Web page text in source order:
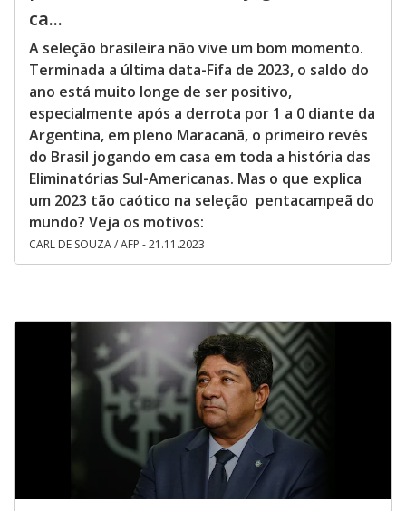
ca...
A seleção brasileira não vive um bom momento.
Terminada a última data-Fifa de 2023, o saldo do
ano está muito longe de ser positivo,
especialmente após a derrota por 1 a 0 diante da
Argentina, em pleno Maracanã, o primeiro revés
do Brasil jogando em casa em toda a história das
Eliminatórias Sul-Americanas. Mas o que explica
um 2023 tão caótico na seleção pentacampeã do
mundo? Veja os motivos:
CARL DE SOUZA / AFP - 21.11.2023